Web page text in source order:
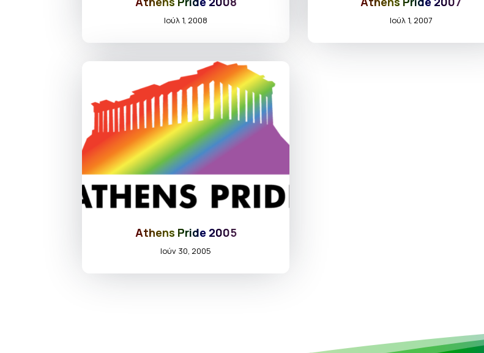
Ιούλ 1, 2008 Ιούλ 1, 2007
Athens Pride 2005
Ιούν 30, 2005